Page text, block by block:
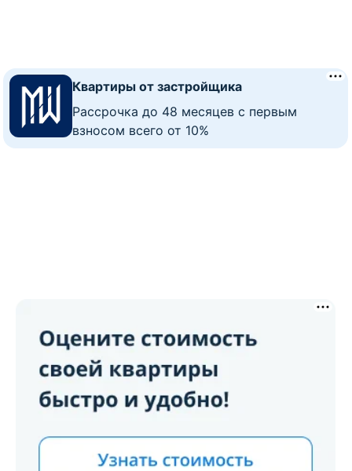
Квартиры от застройщика
Рассрочка до 48 месяцев с первым
взносом всего от 10%